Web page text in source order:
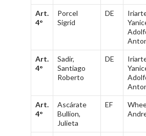
Art.
4°
Porcel
Sigrid
DE
Art.
4°
Sadir,
Santiago
Roberto
DE
Art.
4°
Ascárate
Bullion,
Julieta
EF